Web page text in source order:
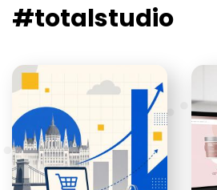
#totalstudio